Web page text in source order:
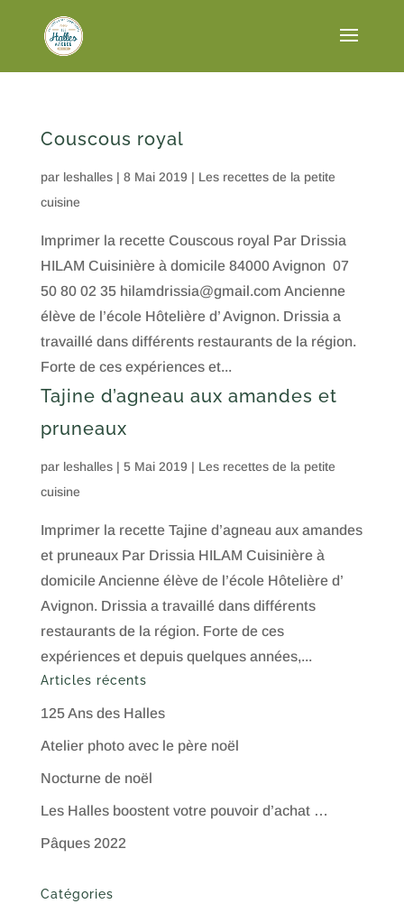
Couscous royal
par leshalles| 8 Mai 2019 | Les recettes de la petite
cuisine
Imprimer la recette Couscous royal Par Drissia
HILAM Cuisinière à domicile 84000 Avignon 07
50 80 02 35 hilamdrissia@gmail.com Ancienne
élève de l’école Hôtelière d’ Avignon. Drissia a
travaillé dans différents restaurants de la région.
Forte de ces expériences et...
Tajine d’agneau aux amandes et
pruneaux
par leshalles| 5 Mai 2019 | Les recettes de la petite
cuisine
Imprimer la recette Tajine d’agneau aux amandes
et pruneaux Par Drissia HILAM Cuisinière à
domicile Ancienne élève de l’école Hôtelière d’
Avignon. Drissia a travaillé dans différents
restaurants de la région. Forte de ces
expériences et depuis quelques années,...
Articles récents
125 Ans des Halles
Atelier photo avec le père noël
Nocturne de noël
Les Halles boostent votre pouvoir d’achat …
Pâques 2022
Catégories